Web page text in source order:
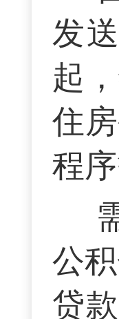
发
起
住
程
公
贷